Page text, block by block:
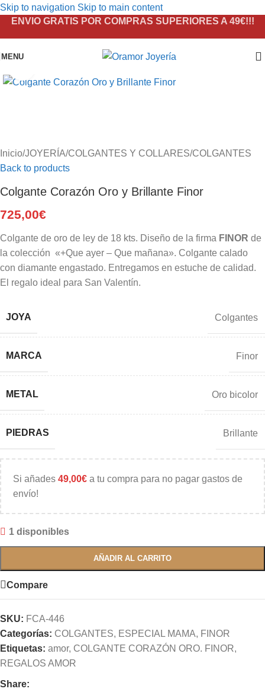
Skip to navigation Skip to main content
ENVIO GRATIS POR COMPRAS SUPERIORES A 49€!!!
MENU
Inicio/JOYERÍA/COLGANTES Y COLLARES/COLGANTES
Back to products
Colgante Corazón Oro y Brillante Finor
725,00€
Colgante de oro de ley de 18 kts. Diseño de la firma FINOR de
la colección «+Que ayer – Que mañana». Colgante calado
con diamante engastado. Entregamos en estuche de calidad.
El regalo ideal para San Valentín.
JOYA Colgantes
MARCA Finor
METAL Oro bicolor
PIEDRAS Brillante
Si añades 49,00€ a tu compra para no pagar gastos de
envío!
1 disponibles
AÑADIR AL CARRITO
Compare
SKU: FCA-446
Categorías: COLGANTES, ESPECIAL MAMA, FINOR
Etiquetas: amor, COLGANTE CORAZÓN ORO. FINOR,
REGALOS AMOR
Share: